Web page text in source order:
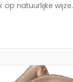
op natuurlijke wijze.